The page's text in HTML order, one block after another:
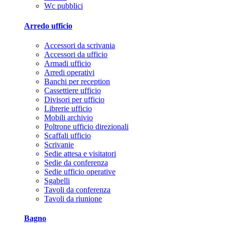
Wc pubblici
Arredo ufficio
Accessori da scrivania
Accessori da ufficio
Armadi ufficio
Arredi operativi
Banchi per reception
Cassettiere ufficio
Divisori per ufficio
Librerie ufficio
Mobili archivio
Poltrone ufficio direzionali
Scaffali ufficio
Scrivanie
Sedie attesa e visitatori
Sedie da conferenza
Sedie ufficio operative
Sgabelli
Tavoli da conferenza
Tavoli da riunione
Bagno